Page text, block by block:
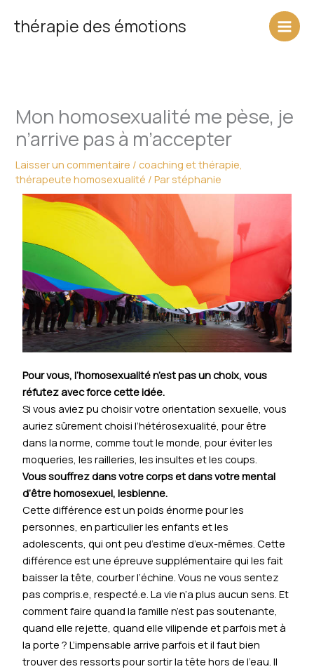
thérapie des émotions
Mon homosexualité me pèse, je
n’arrive pas à m’accepter
Laisser un commentaire / coaching et thérapie,
thérapeute homosexualité / Parstéphanie
Pour vous, l’homosexualité n’est pas un choix, vous
réfutez avec force cette idée.
Si vous aviez pu choisir votre orientation sexuelle, vous
auriez sûrement choisi l’hétérosexualité, pour être
dans la norme, comme tout le monde, pour éviter les
moqueries, les railleries, les insultes et les coups.
Vous souffrez dans votre corps et dans votre mental
d’être homosexuel, lesbienne.
Cette différence est un poids énorme pour les
personnes, en particulier les enfants et les
adolescents, qui ont peu d’estime d’eux-mêmes. Cette
différence est une épreuve supplémentaire qui les fait
baisser la tête, courber l’échine. Vous ne vous sentez
pas compris.e, respecté.e. La vie n’a plus aucun sens. Et
comment faire quand la famille n’est pas soutenante,
quand elle rejette, quand elle vilipende et parfois met à
la porte ? L’impensable arrive parfois et il faut bien
trouver des ressorts pour sortir la tête hors de l’eau. Il